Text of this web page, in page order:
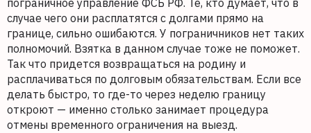
пограничное управление ФСБ РФ. Те, кто думает, что в
случае чего они расплатятся с долгами прямо на
границе, сильно ошибаются. У пограничников нет таких
полномочий. Взятка в данном случае тоже не поможет.
Так что придется возвращаться на родину и
расплачиваться по долговым обязательствам. Если все
делать быстро, то где-то через неделю границу
откроют — именно столько занимает процедура
отмены временного ограничения на выезд.